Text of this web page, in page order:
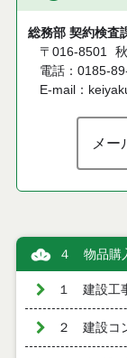
総務部 契約検査
〒016-8501
電話：0185-
E-mail：
メー
４ 物品購
１ 建設工
２ 建設コ